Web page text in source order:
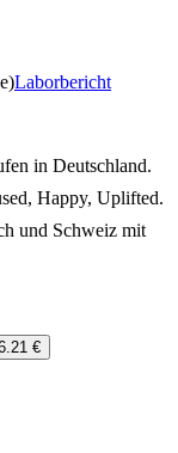
Laborbericht
in Deutschland.
Happy, Uplifted.
und Schweiz mit
€